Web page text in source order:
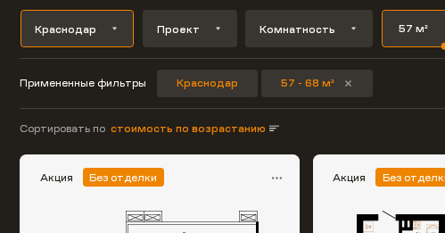
Краснодар Проект Комнатность
Примененные фильтры Краснодар 57 - 68 м²
Сортировать по стоимость по возрастанию
Акция Без отделки Акция Без